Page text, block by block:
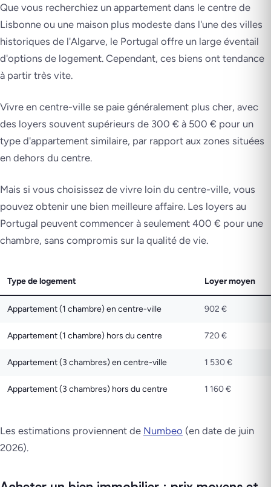
Que vous recherchiez un appartement dans le centre de
Lisbonne ou une maison plus modeste dans l'une des villes
historiques de l'Algarve, le Portugal offre un large éventail
d'options de logement. Cependant, ces biens ont tendance
à partir très vite.
Vivre en centre-ville se paie généralement plus cher, avec
des loyers souvent supérieurs de 300 € à 500 € pour un
type d'appartement similaire, par rapport aux zones situées
en dehors du centre.
Mais si vous choisissez de vivre loin du centre-ville, vous
pouvez obtenir une bien meilleure affaire. Les loyers au
Portugal peuvent commencer à seulement 400 € pour une
chambre, sans compromis sur la qualité de vie.
Type de logement Loyer moyen
Appartement (1 chambre) en centre-ville 902 €
Appartement (1 chambre) hors du centre 720 €
Appartement (3 chambres) en centre-ville 1 530 €
Appartement (3 chambres) hors du centre 1 160 €
Les estimations proviennent de Numbeo (en date de juin
2026).